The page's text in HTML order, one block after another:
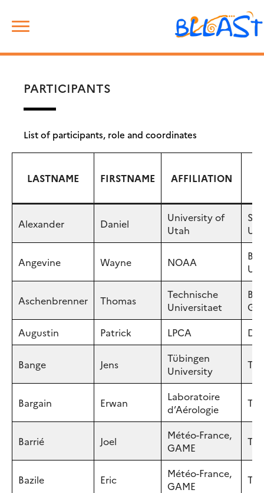
content
PARTICIPANTS
List of participants, role and coordinates
LASTNAME FIRSTNAME AFFILIATION
Alexander Daniel
University of
Utah
Angevine Wayne NOAA
Aschenbrenner Thomas
Technische
Universitaet
GE
Augustin
Patrick LPCA
Bange Jens
Tübingen
University
Bargain Erwan
Laboratoire
d’Aérologie
Barrié Joel
Météo-France,
GAME
Bazile Eric
Météo-France,
GAME